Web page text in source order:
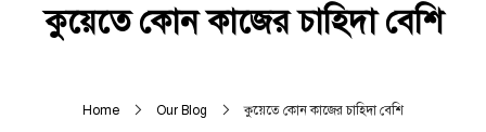
কুয়েতে কোন কাজের চাহিদা বেশি
Home Our Blog কুয়েতে কোন কাজের চাহিদা বেশি